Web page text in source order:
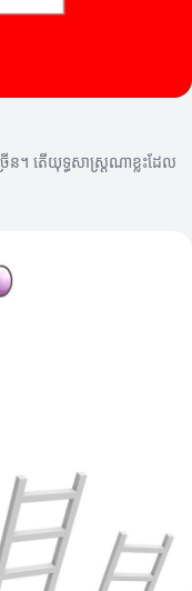
ើន។ តើយុទ្ធសាស្ត្រណាខ្លះដែល